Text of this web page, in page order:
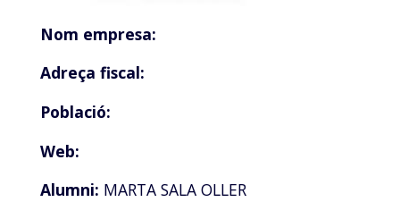
Nom empresa:
Adreça fiscal:
Població:
Web:
Alumni: MARTA SALA OLLER